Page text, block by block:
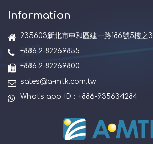
Information
235603新北市中和區建一路186號5樓之3
+886-2-82269855
+886-2-82269800
sales@a-mtk.com.tw
What's app ID：+886-935634284